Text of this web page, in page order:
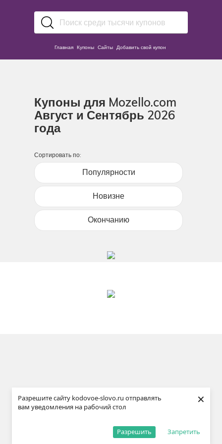
Разрешите сайту kodovoe-slovo.ru отправлять
вам уведомления на рабочий стол
Запретить
Разрешить
×
Главная Купоны Сайты Добавить свой купон
Купоны для Mozello.com
Август и Сентябрь 2026
года
Сортировать по:
Популярности
Новизне
Окончанию